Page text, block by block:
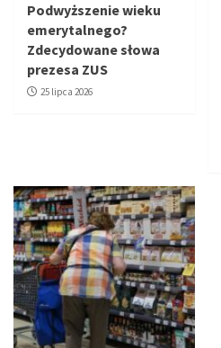
Podwyższenie wieku
emerytalnego?
Zdecydowane słowa
prezesa ZUS
25 lipca 2026